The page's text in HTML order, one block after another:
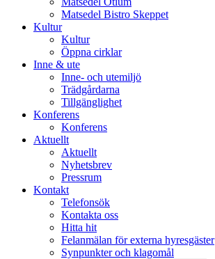
Matsedel Bistro Skeppet
Kultur
Kultur
Öppna cirklar
Inne & ute
Inne- och utemiljö
Trädgårdarna
Tillgänglighet
Konferens
Konferens
Aktuellt
Aktuellt
Nyhetsbrev
Pressrum
Kontakt
Telefonsök
Kontakta oss
Hitta hit
Felanmälan för externa hyresgäster
Synpunkter och klagomål